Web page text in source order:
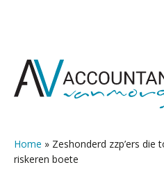
naar
naar
naar
naar
Home » Zeshonderd zzp’ers die
riskeren boete